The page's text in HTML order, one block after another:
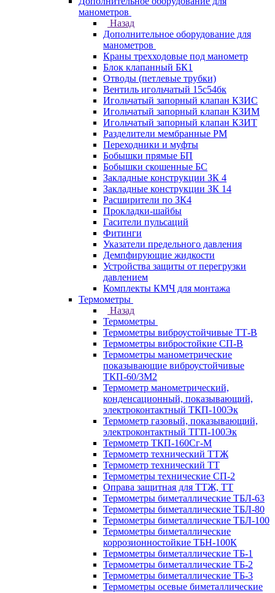
манометров
Назад
Дополнительное оборудование для
манометров
Краны трехходовые под манометр
Блок клапанный БК1
Отводы (петлевые трубки)
Вентиль игольчатый 15с54бк
Игольчатый запорный клапан КЗИС
Игольчатый запорный клапан КЗИМ
Игольчатый запорный клапан КЗИТ
Разделители мембранные РМ
Переходники и муфты
Бобышки прямые БП
Бобышки скошенные БС
Закладные конструкции ЗК 4
Закладные конструкции ЗК 14
Расширители по ЗК4
Прокладки-шайбы
Гасители пульсаций
Фитинги
Указатели предельного давления
Демпфирующие жидкости
Устройства защиты от перегрузки
давлением
Комплекты КМЧ для монтажа
Термометры
Назад
Термометры
Термометры виброустойчивые ТТ-В
Термометры вибростойкие СП-В
Термометры манометрические
показывающие виброустойчивые
ТКП-60/3М2
Термометр манометрический,
конденсационный, показывающий,
электроконтактный ТКП-100Эк
Термометр газовый, показывающий,
электроконтактный ТГП-100Эк
Термометр ТКП-160Сг-М
Термометр технический ТТЖ
Термометр технический ТТ
Термометры технические СП-2
Оправа защитная для ТТЖ, ТТ
Термометры биметаллические ТБЛ-63
Термометры биметаллические ТБЛ-80
Термометры биметаллические ТБЛ-100
Термометры биметаллические
коррозионностойкие ТБН-100К
Термометры биметаллические ТБ-1
Термометры биметаллические ТБ-2
Термометры биметаллические ТБ-3
Термометры осевые биметаллические